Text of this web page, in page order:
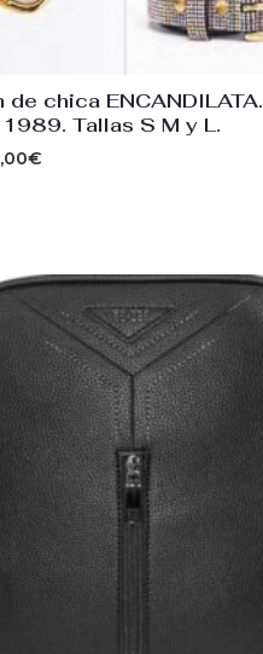
de chica ENCANDILATA.
Tallas S M y L.
€
El
precio
actual
es:
50,00€.